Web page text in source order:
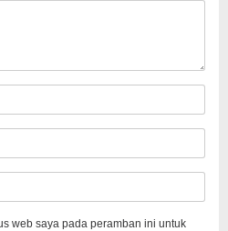
web saya pada peramban ini untuk